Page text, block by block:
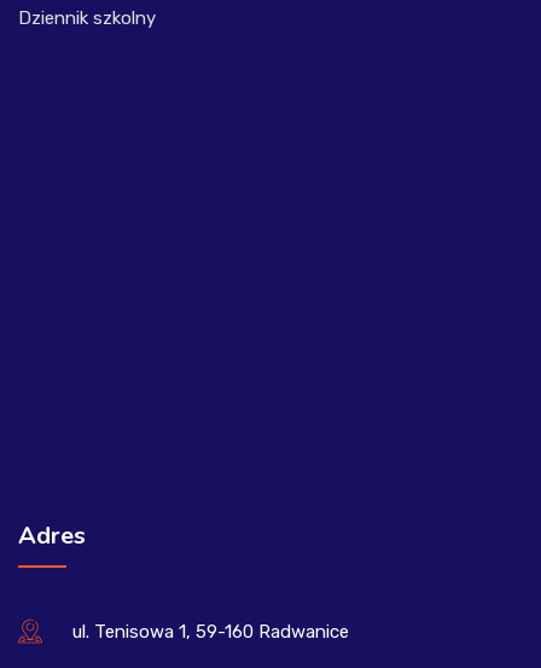
Dziennik szkolny
Adres
ul. Tenisowa 1, 59-160 Radwanice